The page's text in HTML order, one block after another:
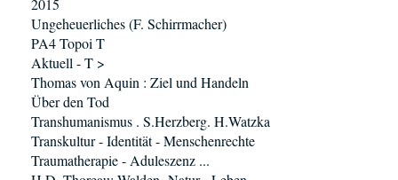
2015
Ungeheuerliches (F. Schirrmacher)
PA4 Topoi T
Aktuell - T >
Thomas von Aquin : Ziel und Handeln
Über den Tod
Transhumanismus . S.Herzberg. H.Watzka
Transkultur - Identität - Menschenrechte
Traumatherapie - Aduleszenz ...